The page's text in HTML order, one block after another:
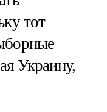
тот
Украину,